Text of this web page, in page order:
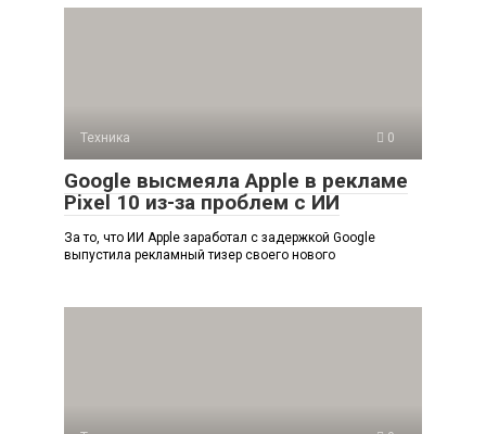
Техника 0
Google высмеяла Apple в рекламе
Pixel 10 из-за проблем с ИИ
За то, что ИИ Apple заработал с задержкой Google
выпустила рекламный тизер своего нового